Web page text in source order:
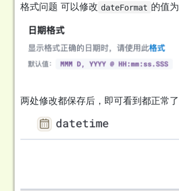
格式问题 可以修改 dateFormat 的值为
两处修改都保存后，即可看到都正常了